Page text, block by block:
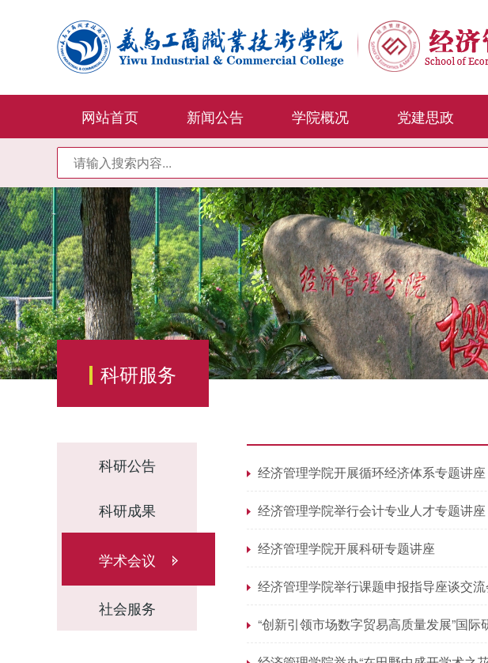
网站首页 新闻公告 学院概况 党建思政
科研服务
科研公告
科研成果
学术会议
社会服务
经济管理学院开展循环经济体系专题讲座
经济管理学院举行会计专业人才专题讲座
经济管理学院开展科研专题讲座
经济管理学院举行课题申报指导座谈交
“创新引领市场数字贸易高质量发展”国际